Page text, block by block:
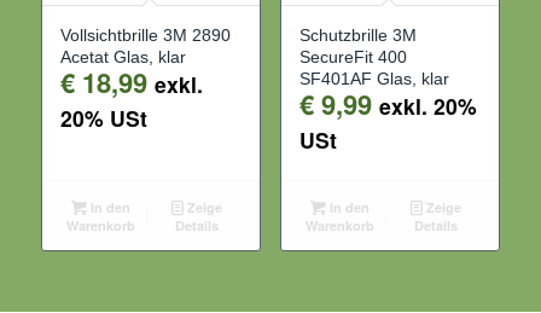
Vollsichtbrille 3M 2890
Acetat Glas, klar
€18,99 exkl.
20% USt
In den
Warenkorb
Zeige
Details
Schutzbrille 3M
SecureFit 400
SF401AF Glas, klar
€9,99 exkl. 20%
USt
In den
Warenkorb
Zeige
Details